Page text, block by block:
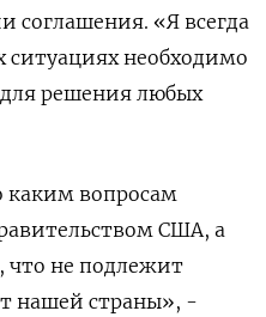
соглашения. «Я всегда
ситуациях необходимо
для решения любых
вопросам
США, а
что не подлежит
нашей страны», -